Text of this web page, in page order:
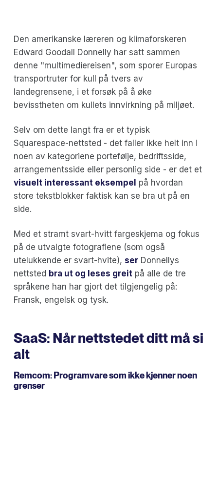
Den amerikanske læreren og klimaforskeren
Edward Goodall Donnelly har satt sammen
denne "multimediereisen", som sporer Europas
transportruter for kull på tvers av
landegrensene, i et forsøk på å øke
bevisstheten om kullets innvirkning på miljøet.
Selv om dette langt fra er et typisk
Squarespace-nettsted - det faller ikke helt inn i
noen av kategoriene portefølje, bedriftsside,
arrangementsside eller personlig side - er det et
visuelt interessant eksempel på hvordan
store tekstblokker faktisk kan se bra ut på en
side.
Med et stramt svart-hvitt fargeskjema og fokus
på de utvalgte fotografiene (som også
utelukkende er svart-hvite), ser Donnellys
nettsted bra ut og leses greit på alle de tre
språkene han har gjort det tilgjengelig på:
Fransk, engelsk og tysk.
SaaS: Når nettstedet ditt må si
alt
Remcom: Programvare som ikke kjenner noen
grenser